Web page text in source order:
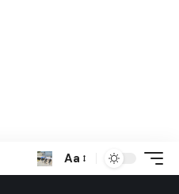
Aa